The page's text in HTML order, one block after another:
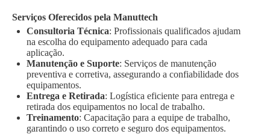
Serviços Oferecidos pela Manuttech
Consultoria Técnica: Profissionais qualificados ajudam
na escolha do equipamento adequado para cada
aplicação.
Manutenção e Suporte: Serviços de manutenção
preventiva e corretiva, assegurando a confiabilidade dos
equipamentos.
Entrega e Retirada: Logística eficiente para entrega e
retirada dos equipamentos no local de trabalho.
Treinamento: Capacitação para a equipe de trabalho,
garantindo o uso correto e seguro dos equipamentos.